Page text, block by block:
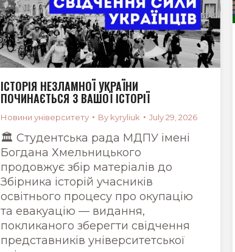
ІСТОРІЯ НЕЗЛАМНОЇ УКРАЇНИ
ПОЧИНАЄТЬСЯ З ВАШОЇ ІСТОРІЇ
Новини університету By kyryliuk July 29, 2026
🏛 Студентська рада МДПУ імені
Богдана Хмельницького
продовжує збір матеріалів до
Збірника історій учасників
освітнього процесу про окупацію
та евакуацію — видання,
покликаного зберегти свідчення
представників університетської